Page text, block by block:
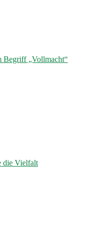
Begriff „Vollmacht“
die Vielfalt